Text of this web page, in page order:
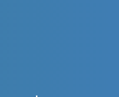
según se detalla en